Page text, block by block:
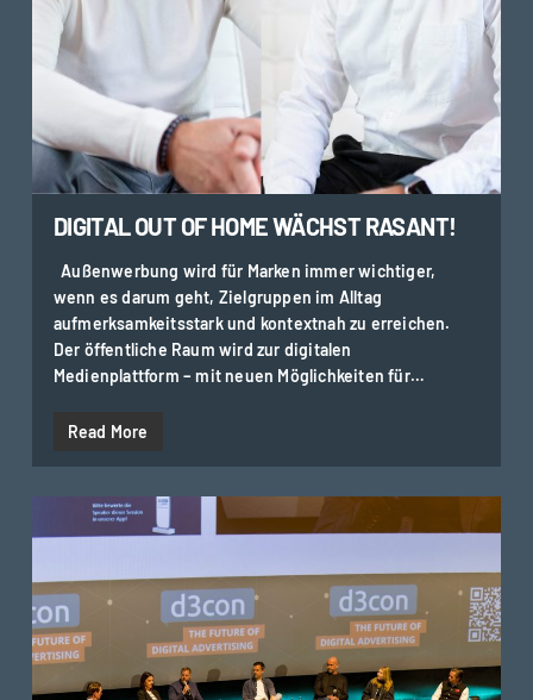
DIGITAL OUT OF HOME WÄCHST RASANT!
Außenwerbung wird für Marken immer wichtiger,
wenn es darum geht, Zielgruppen im Alltag
aufmerksamkeitsstark und kontextnah zu erreichen.
Der öffentliche Raum wird zur digitalen
Medienplattform – mit neuen Möglichkeiten für…
Read More